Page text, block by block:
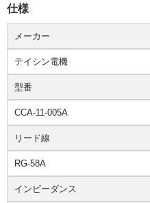
仕様
メーカー
テイシン電機
型番
CCA-11-005A
リード線
RG-58A
インピーダンス